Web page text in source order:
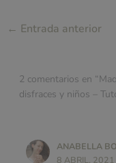
← Entrada anterior
2 comentarios en
disfraces y niños –
ANABELLA
8 ABRIL,